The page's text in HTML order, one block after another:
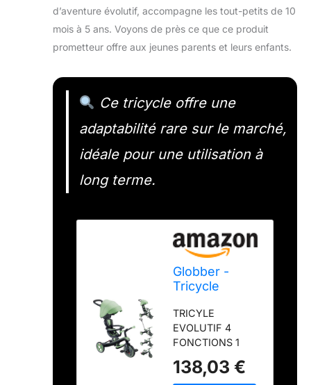
d’aventure évolutif, accompagne les tout-petits de 10
mois à 5 ans. Voyons de près ce que ce produit
prometteur offre aux jeunes parents et leurs enfants.
Ce tricycle offre une
adaptabilité rare sur le marché,
idéale pour une utilisation à
long terme.
Globber -
Tricycle
1 - Tricycle
évolutif et
draisienne
pour Les
Tout-Petits de
TRICYLE
EVOLUTIF 4
FONCTIONS 1
confort dès 10
138,03 €